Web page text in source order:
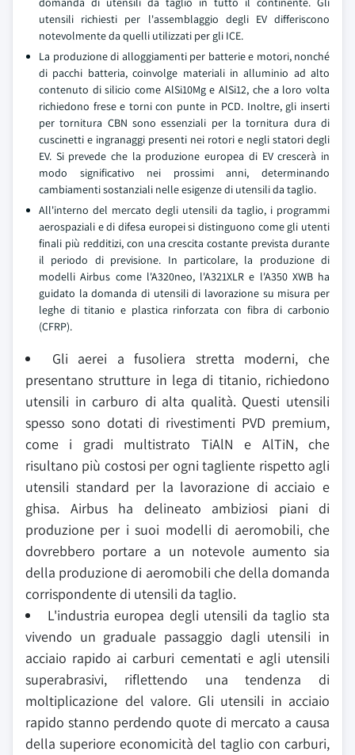
utensili richiesti per l'assemblaggio degli EV differiscono
notevolmente da quelli utilizzati per gli ICE.
La produzione di alloggiamenti per batterie e motori, nonché
di pacchi batteria, coinvolge materiali in alluminio ad alto
contenuto di silicio come AlSi10Mg e AlSi12, che a loro volta
richiedono frese e torni con punte in PCD. Inoltre, gli inserti
per tornitura CBN sono essenziali per la tornitura dura di
cuscinetti e ingranaggi presenti nei rotori e negli statori degli
EV. Si prevede che la produzione europea di EV crescerà in
modo significativo nei prossimi anni, determinando
cambiamenti sostanziali nelle esigenze di utensili da taglio.
All'interno del mercato degli utensili da taglio, i programmi
aerospaziali e di difesa europei si distinguono come gli utenti
finali più redditizi, con una crescita costante prevista durante
il periodo di previsione. In particolare, la produzione di
modelli Airbus come l'A320neo, l'A321XLR e l'A350 XWB ha
guidato la domanda di utensili di lavorazione su misura per
leghe di titanio e plastica rinforzata con fibra di carbonio
(CFRP).
Gli aerei a fusoliera stretta moderni, che
presentano strutture in lega di titanio, richiedono
utensili in carburo di alta qualità. Questi utensili
spesso sono dotati di rivestimenti PVD premium,
come i gradi multistrato TiAlN e AlTiN, che
risultano più costosi per ogni tagliente rispetto agli
utensili standard per la lavorazione di acciaio e
ghisa. Airbus ha delineato ambiziosi piani di
produzione per i suoi modelli di aeromobili, che
dovrebbero portare a un notevole aumento sia
della produzione di aeromobili che della domanda
corrispondente di utensili da taglio.
L'industria europea degli utensili da taglio sta
vivendo un graduale passaggio dagli utensili in
acciaio rapido ai carburi cementati e agli utensili
superabrasivi, riflettendo una tendenza di
moltiplicazione del valore. Gli utensili in acciaio
rapido stanno perdendo quote di mercato a causa
della superiore economicità del taglio con carburi,